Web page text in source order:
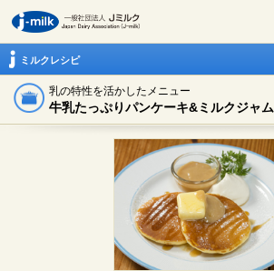
ミルクレシピ
乳の特性を活かしたメニュー
牛乳たっぷりパンケーキ&ミルクジャム